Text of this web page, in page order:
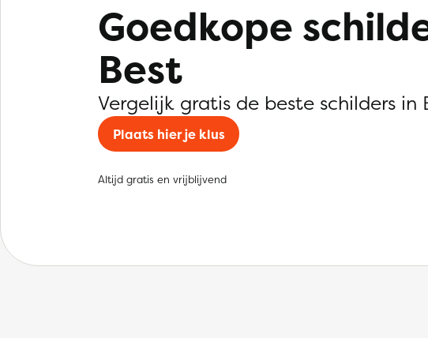
Goedkope
Best
Vergelijk gratis de beste schilders in
Plaats hier je klus
Altijd gratis en vrijblijvend